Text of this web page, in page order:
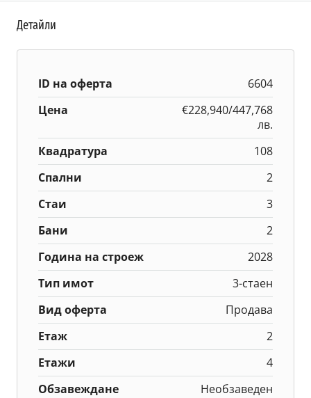
Детайли
ID на оферта
6604
Цена
€228,940/447,768
лв.
Квадратура
108
Спални
2
Стаи
3
Бани
2
Година на строеж
2028
Тип имот
3-стаен
Вид оферта
Продава
Етаж
2
Етажи
4
Обзавеждане
Необзаведен